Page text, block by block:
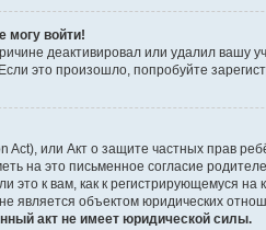
могу войти!
деактивировал или удалил вашу
это произошло, попробуйте
Act), или Акт о защите частных прав
на это письменное согласие
это к вам, как к регистрирующемуся
является объектом юридических
акт не имеет юридической силы.